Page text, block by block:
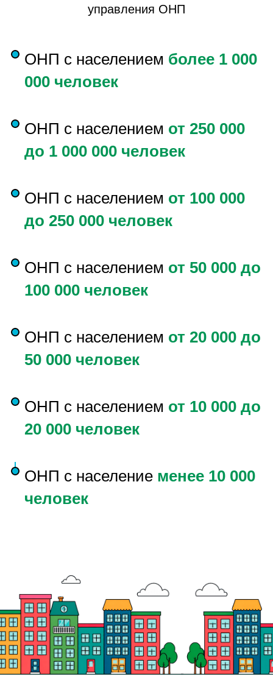
управления ОНП
ОНП с населением более 1 000
000 человек
ОНП с населением от 250 000
до 1 000 000 человек
ОНП с населением от 100 000
до 250 000 человек
ОНП с населением от 50 000 до
100 000 человек
ОНП с населением от 20 000 до
50 000 человек
ОНП с населением от 10 000 до
20 000 человек
ОНП с население менее 10 000
человек